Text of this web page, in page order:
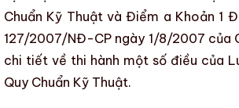
Chuẩn Kỹ Thuật và Điểm a Khoản 1
127/2007/NĐ-CP ngày 1/8/2007 của
chi tiết về thi hành một số điều của
Quy Chuẩn Kỹ Thuật.